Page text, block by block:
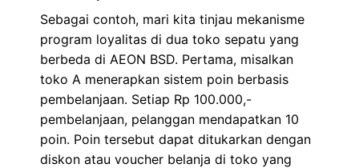
Sebagai contoh, mari kita tinjau mekanisme
program loyalitas di dua toko sepatu yang
berbeda di AEON BSD. Pertama, misalkan
toko A menerapkan sistem poin berbasis
pembelanjaan. Setiap Rp 100.000,-
pembelanjaan, pelanggan mendapatkan 10
poin. Poin tersebut dapat ditukarkan dengan
diskon atau voucher belanja di toko yang